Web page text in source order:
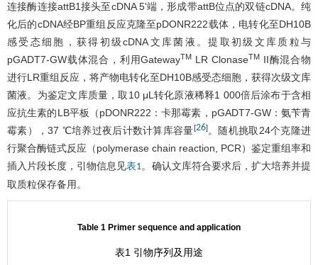
连接酶连接attB1接头至cDNA 5'端，形成带attB位点的双链cDNA。纯
化后的cDNA经BP重组反应克隆至pDONR222载体，电转化至DH10B
感受态细胞，获得初级cDNA文库菌液。提取初级文库质粒与
pGADT7-GW载体混合，利用GatewayTM LR ClonaseTM II酶混合物
进行LR重组反应，将产物电转化至DH10B感受态细胞，获得次级文库
菌液。为鉴定文库质量，取10 μL转化原液稀释1 000倍后涂布于含相
应抗生素的LB平板（pDONR222：卡那霉素，pGADT7-GW：氨苄青
霉素），37 ℃培养过夜后计数计算库容量[26]。随机挑取24个克隆进
行聚合酶链式反应（polymerase chain reaction, PCR）鉴定重组率和
插入片段长度，引物信息见表1。确认文库符合要求后，扩大培养并提
取质粒保存备用。
Table 1 Primer sequence and application
表1 引物序列及用途